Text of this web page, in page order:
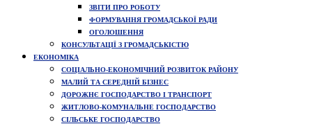
ЗВІТИ ПРО РОБОТУ
ФОРМУВАННЯ ГРОМАДСЬКОЇ РАДИ
ОГОЛОШЕННЯ
КОНСУЛЬТАЦІЇ З ГРОМАДСЬКІСТЮ
ЕКОНОМІКА
СОЦІАЛЬНО-ЕКОНОМІЧНИЙ РОЗВИТОК РАЙОНУ
МАЛИЙ ТА СЕРЕДНІЙ БІЗНЕС
ДОРОЖНЄ ГОСПОДАРСТВО І ТРАНСПОРТ
ЖИТЛОВО-КОМУНАЛЬНЕ ГОСПОДАРСТВО
СІЛЬСЬКЕ ГОСПОДАРСТВО